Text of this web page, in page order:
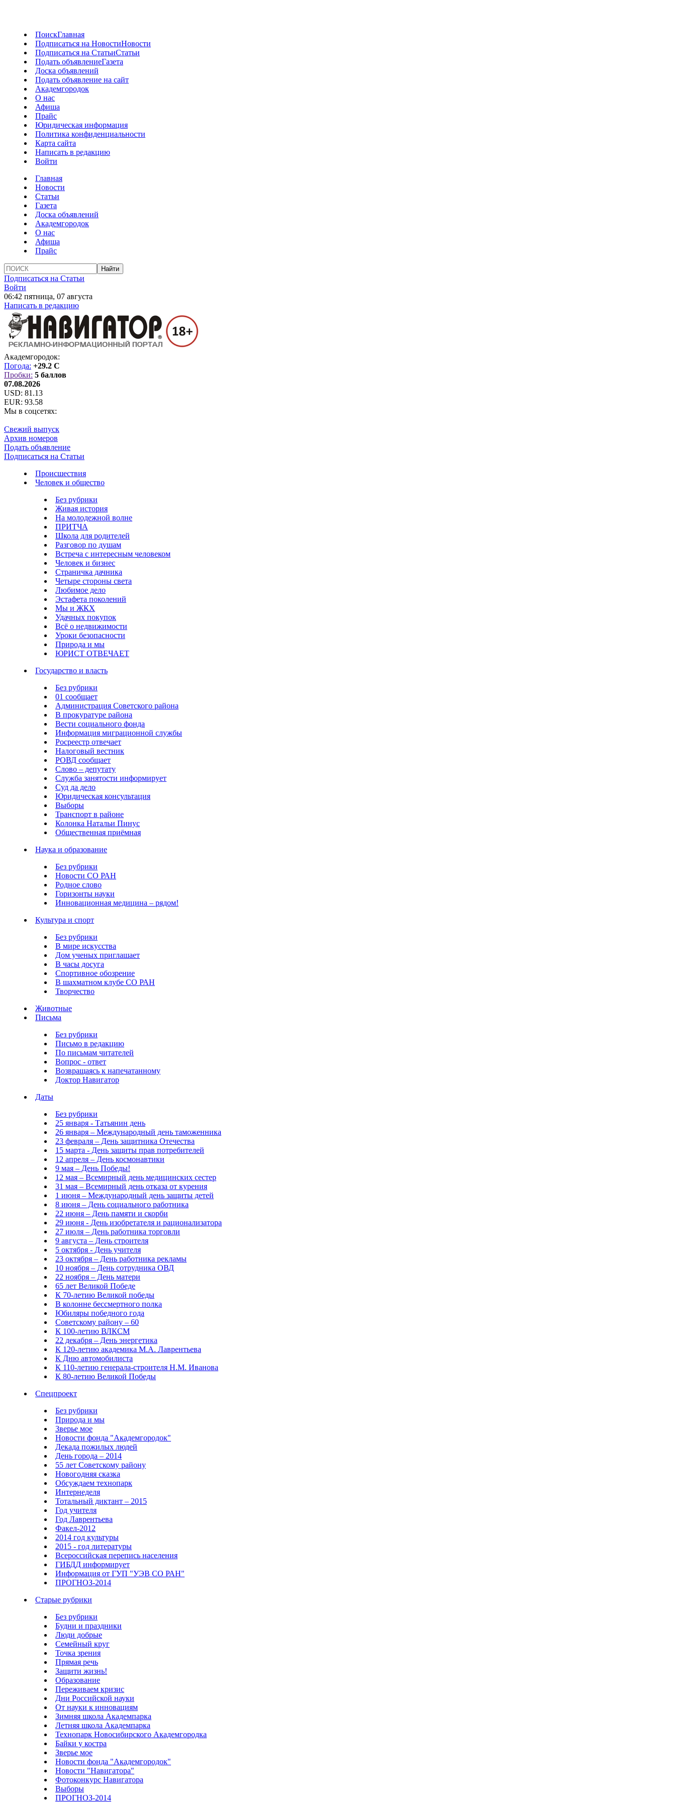
ПоискГлавная
Подписаться на НовостиНовости
Подписаться на СтатьиСтатьи
Подать объявлениеГазета
Доска объявлений
Подать объявление на сайт
Академгородок
О нас
Афиша
Прайс
Юридическая информация
Политика конфиденциальности
Карта сайта
Написать в редакцию
Войти
Главная
Новости
Статьи
Газета
Доска объявлений
Академгородок
О нас
Афиша
Прайс
Подписаться на Статьи
Войти
06:42 пятница, 07 августа
Написать в редакцию
Академгородок:
Погода: +29.2 C
Пробки: 5 баллов
07.08.2026
USD: 81.13
EUR: 93.58
Мы в соцсетях:
Свежий выпуск
Архив номеров
Подать объявление
Подписаться на Статьи
Происшествия
Человек и общество
Без рубрики
Живая история
На молодежной волне
ПРИТЧА
Школа для родителей
Разговор по душам
Встреча с интересным человеком
Человек и бизнес
Страничка дачника
Четыре стороны света
Любимое дело
Эстафета поколений
Мы и ЖКХ
Удачных покупок
Всё о недвижимости
Уроки безопасности
Природа и мы
ЮРИСТ ОТВЕЧАЕТ
Государство и власть
Без рубрики
01 сообщает
Администрация Советского района
В прокуратуре района
Вести социального фонда
Информация миграционной службы
Росреестр отвечает
Налоговый вестник
РОВД сообщает
Слово – депутату
Служба занятости информирует
Суд да дело
Юридическая консультация
Выборы
Транспорт в районе
Колонка Натальи Пинус
Общественная приёмная
Наука и образование
Без рубрики
Новости СО РАН
Родное слово
Горизонты науки
Инновационная медицина – рядом!
Культура и спорт
Без рубрики
В мире искусства
Дом ученых приглашает
В часы досуга
Спортивное обозрение
В шахматном клубе СО РАН
Творчество
Животные
Письма
Без рубрики
Письмо в редакцию
По письмам читателей
Вопрос - ответ
Возвращаясь к напечатанному
Доктор Навигатор
Даты
Без рубрики
25 января - Татьянин день
26 января – Международный день таможенника
23 февраля – День защитника Отечества
15 марта - День защиты прав потребителей
12 апреля – День космонавтики
9 мая – День Победы!
12 мая – Всемирный день медицинских сестер
31 мая – Всемирный день отказа от курения
1 июня – Международный день защиты детей
8 июня – День социального работника
22 июня – День памяти и скорби
29 июня - День изобретателя и рационализатора
27 июля – День работника торговли
9 августа – День строителя
5 октября - День учителя
23 октября – День работника рекламы
10 ноября – День сотрудника ОВД
22 ноября – День матери
65 лет Великой Победе
К 70-летию Великой победы
В колонне бессмертного полка
Юбиляры победного года
Советскому району – 60
К 100-летию ВЛКСМ
22 декабря – День энергетика
К 120-летию академика М.А. Лаврентьева
К Дню автомобилиста
К 110-летию генерала-строителя Н.М. Иванова
К 80-летию Великой Победы
Спецпроект
Без рубрики
Природа и мы
Зверье мое
Новости фонда "Академгородок"
Декада пожилых людей
День города – 2014
55 лет Советскому району
Новогодняя сказка
Обсуждаем технопарк
Интернеделя
Тотальный диктант – 2015
Год учителя
Год Лаврентьева
Факел-2012
2014 год культуры
2015 - год литературы
Всероссийская перепись населения
ГИБДД информирует
Информация от ГУП "УЭВ СО РАН"
ПРОГНОЗ-2014
Старые рубрики
Без рубрики
Будни и праздники
Люди добрые
Семейный круг
Точка зрения
Прямая речь
Защити жизнь!
Образование
Переживаем кризис
Дни Российской науки
От науки к инновациям
Зимняя школа Академпарка
Летняя школа Академпарка
Технопарк Новосибирского Академгородка
Байки у костра
Зверье мое
Новости фонда "Академгородок"
Новости "Навигатора"
Фотоконкурс Навигатора
Выборы
ПРОГНОЗ-2014